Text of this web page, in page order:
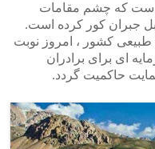
است که چشم مقامات
جبران کور کرده است.
طبیعی کشور ، امروز نوبت
ای برای برادران
حاکمیت گردد.